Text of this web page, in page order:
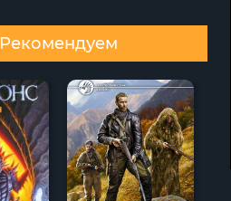
Рекомендуем